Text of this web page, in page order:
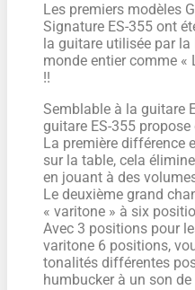
Les premiers modèles
Signature ES-355 ont
la guitare utilisée par
monde entier comme «
!!
Semblable à la guitare
guitare ES-355
La première différence
sur la table, cela
en jouant à des
Le deuxième grand
« varitone » à six
Avec 3 positions pour
varitone 6 positions,
tonalités différentes
humbucker à un son